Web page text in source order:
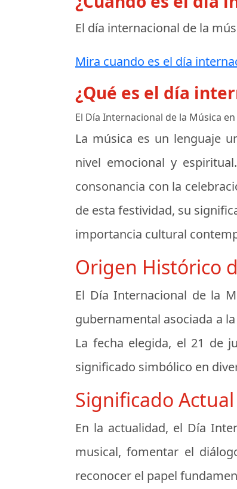
El día internacional de la
Mira cuando es el día
¿Qué es el día
El Día Internacional de la Música
La música es un lenguaje
nivel emocional y
consonancia con la
de esta festividad, su
importancia cultural
Origen Histórico
El Día Internacional de la
gubernamental asociada a
La fecha elegida, el 21 de
significado simbólico en
Significado
En la actualidad, el Día
musical, fomentar el
reconocer el papel